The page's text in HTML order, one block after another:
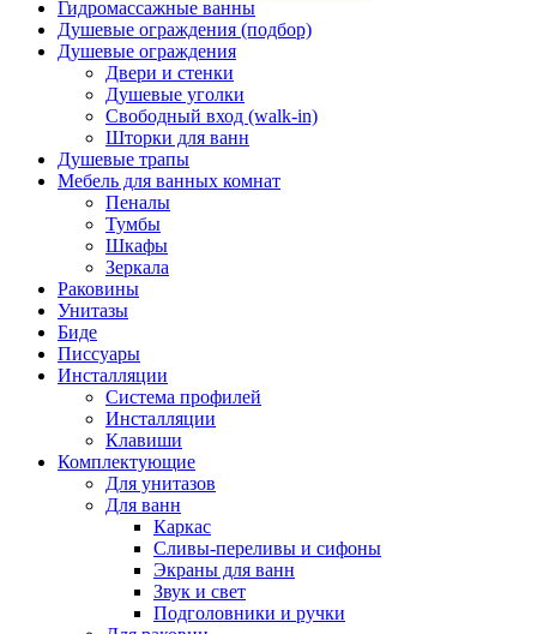
Гидромассажные ванны
Душевые ограждения (подбор)
Душевые ограждения
Двери и стенки
Душевые уголки
Свободный вход (walk-in)
Шторки для ванн
Душевые трапы
Мебель для ванных комнат
Пеналы
Тумбы
Шкафы
Зеркала
Раковины
Унитазы
Биде
Писсуары
Инсталляции
Система профилей
Инсталляции
Клавиши
Комплектующие
Для унитазов
Для ванн
Каркас
Сливы-переливы и сифоны
Экраны для ванн
Звук и свет
Подголовники и ручки